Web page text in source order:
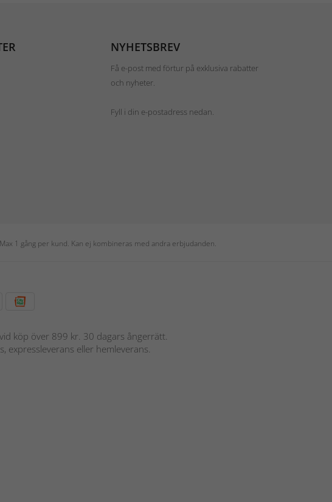
NYHETSBREV
Få e-post med förtur på exklusiva rabatter
och nyheter.
Fyll i din e-postadress nedan.
1 gång per kund. Kan ej kombineras med andra erbjudanden.
köp över 899 kr. 30 dagars ångerrätt.
expressleverans eller hemleverans.